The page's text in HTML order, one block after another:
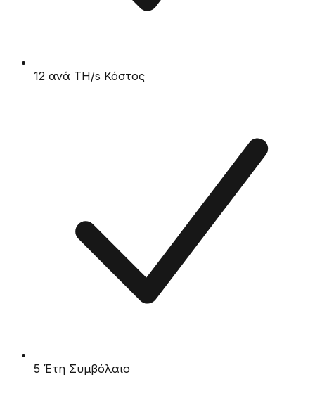
12 ανά TH/s Κόστος
5 Έτη Συμβόλαιο